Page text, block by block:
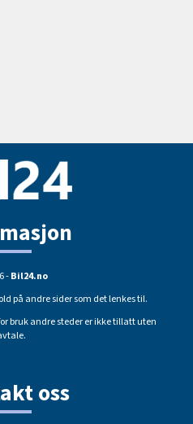
-Bil24.no
på andre sider som det lenkes til.
bruk andre steder er ikke tillatt uten
oss